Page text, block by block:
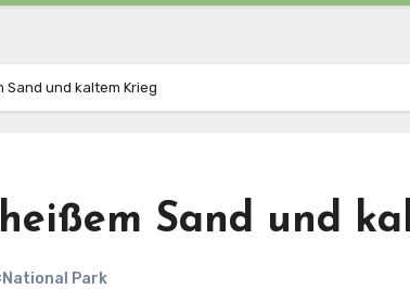
Sand und kaltem Krieg
Sand und
Park